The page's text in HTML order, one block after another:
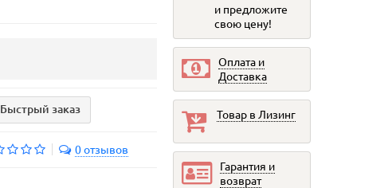
Быстрый заказ
0 отзывов
и предложите
свою цену!
Оплата и
Доставка
Товар в Лизинг
Гарантия и
возврат